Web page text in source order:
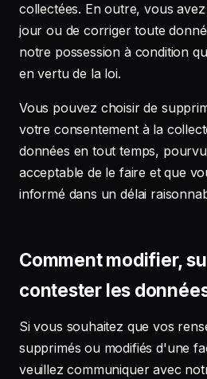
collectées. En outre, vous
jour ou de corriger toute
notre possession à condition
en vertu de la loi.
Vous pouvez choisir de
votre consentement à la
données en tout temps,
acceptable de le faire et que
informé dans un délai
Comment modifier,
contester les
Si vous souhaitez que vos
supprimés ou modifiés d'une
veuillez communiquer avec